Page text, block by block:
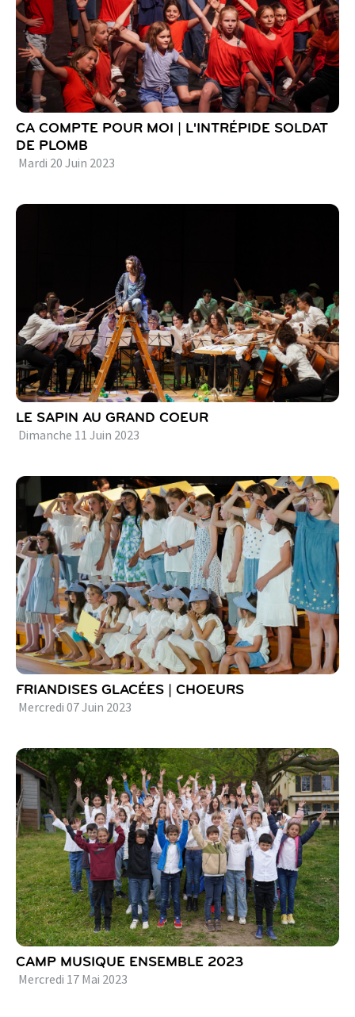
CA COMPTE POUR MOI | L'INTRÉPIDE SOLDAT
DE PLOMB
Mardi 20 Juin 2023
LE SAPIN AU GRAND COEUR
Dimanche 11 Juin 2023
FRIANDISES GLACÉES | CHOEURS
Mercredi 07Juin 2023
CAMP MUSIQUE ENSEMBLE 2023
Mercredi 17 Mai 2023